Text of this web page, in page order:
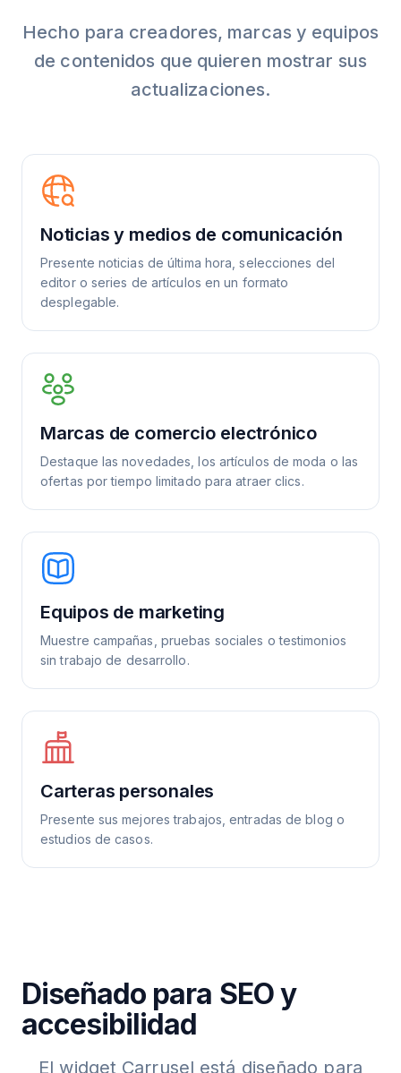
Hecho para creadores, marcas y equipos
de contenidos que quieren mostrar sus
actualizaciones.
Noticias y medios de comunicación
Presente noticias de última hora, selecciones del
editor o series de artículos en un formato
desplegable.
Marcas de comercio electrónico
Destaque las novedades, los artículos de moda o las
ofertas por tiempo limitado para atraer clics.
Equipos de marketing
Muestre campañas, pruebas sociales o testimonios
sin trabajo de desarrollo.
Carteras personales
Presente sus mejores trabajos, entradas de blog o
estudios de casos.
Diseñado para SEO y
accesibilidad
El widget Carrusel está diseñado para